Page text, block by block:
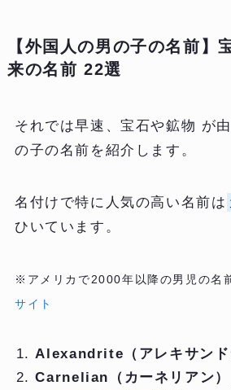
【外国人の男の子の名前】
来の名前 22選
それでは早速、宝石や鉱物 が
の子の名前を紹介します。
名付けで特に人気の高い名前は
ひいています。
※アメリカで2000年以降の男児の名
サイト
Alexandrite（アレキサンド
Carnelian（カーネリアン